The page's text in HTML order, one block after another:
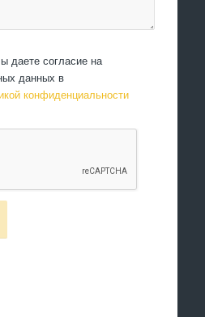
даете согласие на
данных в
конфиденциальности